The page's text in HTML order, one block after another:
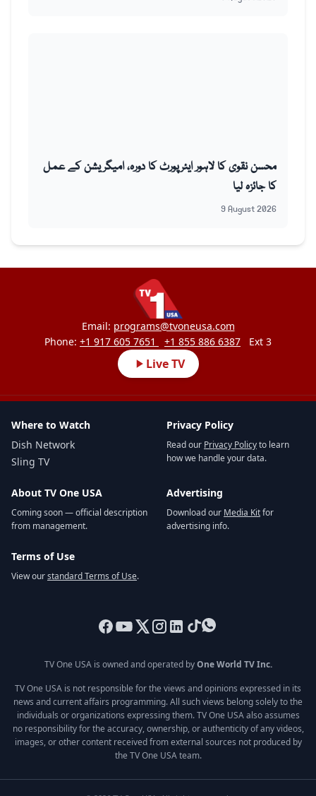
محسن نقوی کا لاہور ایئرپورٹ کا دورہ، امیگریشن کے عمل
کا جائزہ لیا
9 August 2026
Email: programs@tvoneusa.com
Phone: +1 917 605 7651 +1 855 886 6387 Ext 3
Live TV
Where to Watch
Dish Network
Sling TV
Privacy Policy
Read our Privacy Policyto learn
how we handle your data.
About TV One USA
Coming soon — official description
from management.
Advertising
Download our Media Kitfor
advertising info.
Terms of Use
View ourstandard Terms of Use.
TV One USA is owned and operated byOne World TV Inc.
TV One USA is not responsible for the views and opinions expressed in its
news and current affairs programming. All such views belong solely to the
individuals or organizations expressing them. TV One USA also assumes
no responsibility for the accuracy, ownership, or authenticity of any videos,
images, or other content received from external sources not produced by
the TV One USA team.